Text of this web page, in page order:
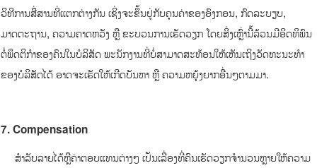
ວິທີການສື່ສານທີ່ແຕກຕ່າງກັນ ເຊິ່ງຈະຂຶ້ນຢູ່ກັບຄຸນຄ່າຂອງອົງກອນ, ກົດລະບຽບ,
ມາດຕະຖານ, ຄວາມຄາດຫວັງ ຫຼື ຂະບວນການເຮັດວຽກ ໂດຍສິ່ງເຫຼົ່ານີ້ລ້ວນມີອິດທິພົນ
ຕໍ່ພຶດຕິກໍາຂອງຄົນໃນບໍລິສັດ ພະນັກງານທີ່ບໍ່ສາມາດສະທ້ອນໃຫ້ເຫັນເຖິງວັດທະນະທໍາ
ຂອງບໍລິສັດໄດ້ ອາດຈະເຮັດໃຫ້ເກີດບັນຫາ ຫຼື ຄວາມຫຍຸ້ງຍາກອື່ນໆຕາມມາ.
7.Compensation
ສໍາລັບລາຍໄດ້ຫຼືຄ່າຕອບແທນຕ່າງໆ ເປັນເລື່ອງທີ່ຄົນເຮັດວຽກຈໍານວນຫຼາຍໃຫ້ຄວາມ